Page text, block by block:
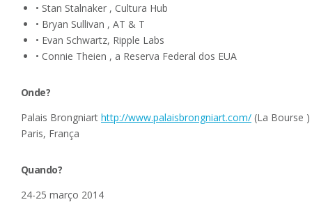
• Stan Stalnaker , Cultura Hub
• Bryan Sullivan , AT & T
• Evan Schwartz, Ripple Labs
• Connie Theien , a Reserva Federal dos EUA
Onde?
Palais Brongniart http://www.palaisbrongniart.com/ (La Bourse )
Paris, França
Quando?
24-25 março 2014